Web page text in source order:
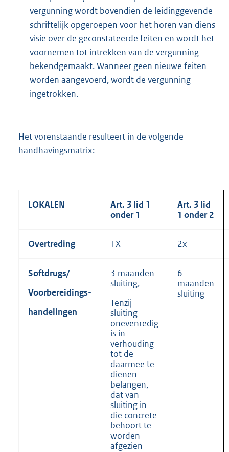
vergunning wordt bovendien de leidinggevende
schriftelijk opgeroepen voor het horen van diens
visie over de geconstateerde feiten en wordt het
voornemen tot intrekken van de vergunning
bekendgemaakt. Wanneer geen nieuwe feiten
worden aangevoerd, wordt de vergunning
ingetrokken.
Het vorenstaande resulteert in de volgende
handhavingsmatrix:
LOKALEN
Art. 3 lid 1
onder 1
Art. 3 lid
1 onder 2
Overtreding 1X 2x
Softdrugs/
Voorbereidings-
handelingen
3 maanden
sluiting,
Tenzij
sluiting
onevenredig
is in
verhouding
tot de
daarmee te
dienen
belangen,
dat van
sluiting in
die concrete
behoort te
worden
afgezien
6
maanden
sluiting